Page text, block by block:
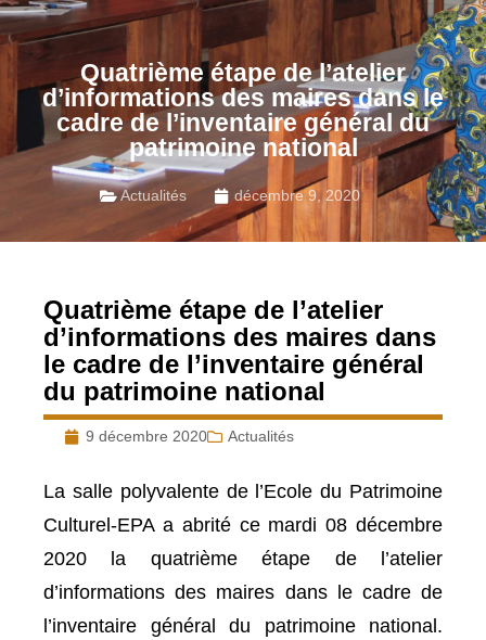
Quatrième étape de l’atelier
d’informations des maires dans le
cadre de l’inventaire général du
patrimoine national
Actualités décembre 9, 2020
Quatrième étape de l’atelier
d’informations des maires dans
le cadre de l’inventaire général
du patrimoine national
9 décembre 2020 Actualités
La salle polyvalente de l’Ecole du Patrimoine
Culturel-EPA a abrité ce mardi 08 décembre
2020 la quatrième étape de l’atelier
d’informations des maires dans le cadre de
l’inventaire général du patrimoine national.